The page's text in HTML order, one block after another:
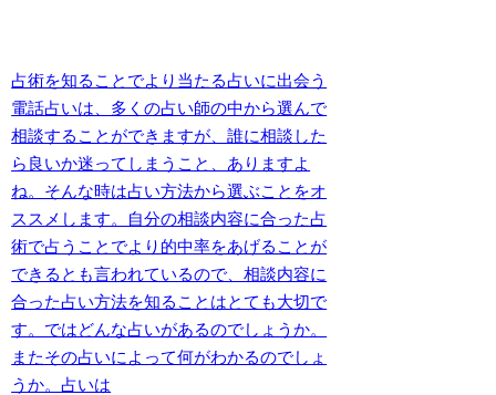
占術を知ることでより当たる占いに出会う
電話占いは、多くの占い師の中から選んで
相談することができますが、誰に相談した
ら良いか迷ってしまうこと、ありますよ
ね。そんな時は占い方法から選ぶことをオ
ススメします。自分の相談内容に合った占
術で占うことでより的中率をあげることが
できるとも言われているので、相談内容に
合った占い方法を知ることはとても大切で
す。ではどんな占いがあるのでしょうか。
またその占いによって何がわかるのでしょ
うか。占いは